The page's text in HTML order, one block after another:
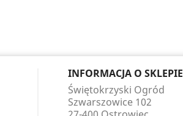
INFORMACJA O SKLEPIE
Świętokrzyski Ogród
Szwarszowice 102